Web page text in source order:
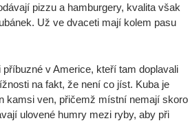
pizzu a hamburgery, kvalita však
Už ve dvaceti mají kolem pasu
v Americe, kteří tam doplavali
na fakt, že není co jíst. Kuba je
kamsi ven, přičemž místní nemají skoro
ulovené humry mezi ryby, aby při